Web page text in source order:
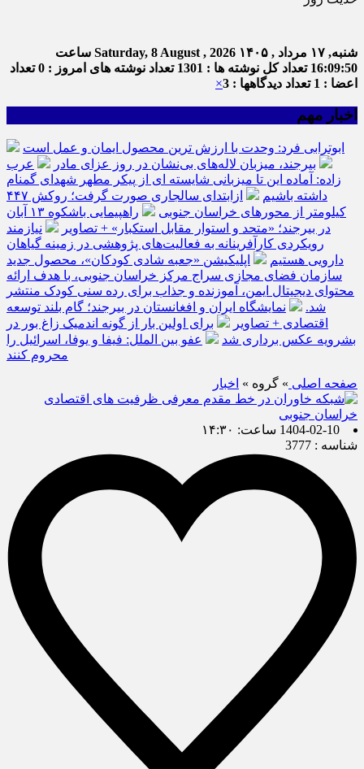
شنبه, ۱۷ مرداد , ۱۴۰۵ Saturday, 8 August , 2026 ساعت
16:09:50 تعداد کل نوشته ها : 1301 تعداد نوشته های امروز : 0
تعداد
اعضا : 1
تعداد دیدگاهها : 3 ×
اخبار مهم
ابوترابی فرد: وحدت با ارزش ترین محصول ایمان و عمل است
بیرجند، میزبان لاله‌های بی‌نشان در روز عزای مادر
عرب
زاده: آماده این تا میزبانی شایسته ای از پیکر مطهر شهدای گمنام
داشته باشیم
ازابتدای سالجاری صورت گرفت؛ روکش ۴۴۷
کیلومتر از محورهای خراسان جنوبی
راهپیمایی باشکوه ۱۳ آبان
در بیرجند؛ «متحد و استوار مقابل استکبار» + تصاویر
نیازمند
رویکردی کارآفرینانه به فعالیت‌های پژوهشی در زمینه گیاهان
دارویی هستیم
اپلیکیشن «جعبه شادی کودکان»، محصول جدید
سازمان فضای مجازی سراج مرکز خراسان جنوبی، با هدف ارائه
محتوای دیجیتال ایمن، آموزنده و جذاب برای رده سنی کودک منتشر
شد.
نمایشگاه ایران و افغانستان در بیرجند؛ گام بلند توسعه
اقتصادی + تصاویر
برای اولین بار از گونه اندمیک زاغ بور در
بشرویه عکس برداری شد
عفو بین الملل: فیفا و یوفا، اسرائیل را
محروم کنند
صفحه اصلی » گروه » اخبار
1404-02-10 ساعت: ۱۴:۳۰
شناسه : 3777